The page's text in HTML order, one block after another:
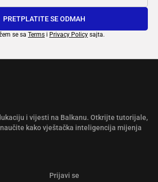
PRETPLATITE SE ODMAH
se sa Terms i Privacy Policy sajta.
i vijesti na Balkanu. Otkrijte tutorijale,
kako vještačka inteligencija mijenja
Prijavi se